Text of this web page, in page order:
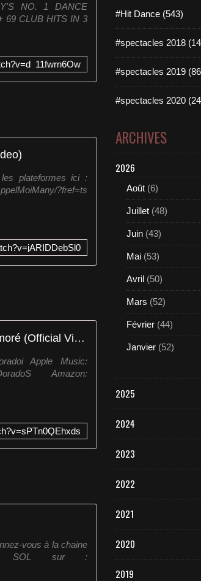
NO. 1 DANCE
69 CLUB HITS IN 3
plateformes ici :
?fref=ts
Shakira - Me Enamoré (Official Video)
Apple Music:
Amazon:
vous à la chaine
de SOL sur :
#Hit Dance (543)
#spectacles 2018
#spectacles 2019
#spectacles 2020
ARCHIVES
2026
Août (6)
Juillet (48)
Juin (43)
Mai (53)
Avril (50)
Mars (52)
Février (44)
Janvier (52)
2025
2024
2023
2022
2021
2020
2019